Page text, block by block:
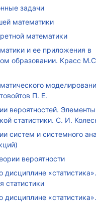
задачи
математики
математики
и ее приложения в
образовании. Красс
П. Е.
вероятностей. Элементы
статистики. С. И.
систем и системного
вероятности
дисциплине
статистики
дисциплине